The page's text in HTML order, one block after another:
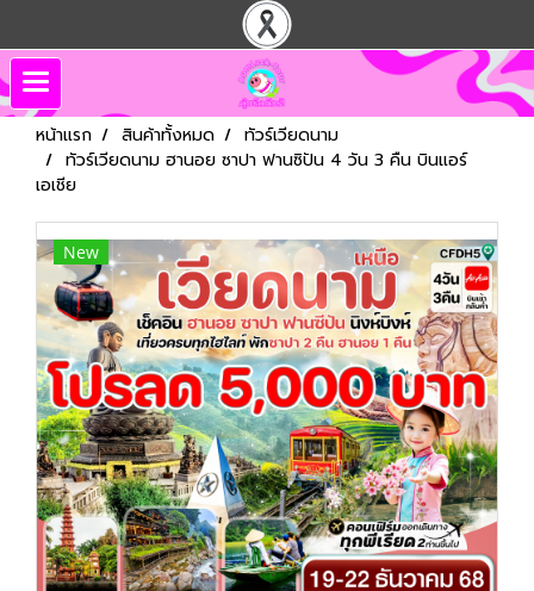
หน้าแรก สินค้าทั้งหมด
ทัวร์เวียดนาม
ทัวร์เวียดนาม ฮานอย ซาปา ฟานซิปัน 4 วัน 3 คืน บินแอร์
เอเชีย
New